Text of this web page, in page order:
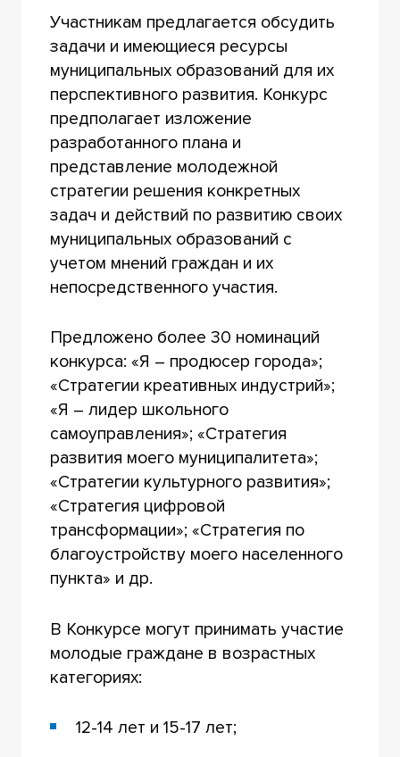
Участникам предлагается обсудить
задачи и имеющиеся ресурсы
муниципальных образований для их
перспективного развития. Конкурс
предполагает изложение
разработанного плана и
представление молодежной
стратегии решения конкретных
задач и действий по развитию своих
муниципальных образований с
учетом мнений граждан и их
непосредственного участия.
Предложено более 30 номинаций
конкурса: «Я – продюсер города»;
«Стратегии креативных индустрий»;
«Я – лидер школьного
самоуправления»; «Стратегия
развития моего муниципалитета»;
«Стратегии культурного развития»;
«Стратегия цифровой
трансформации»; «Стратегия по
благоустройству моего населенного
пункта» и др.
В Конкурсе могут принимать участие
молодые граждане в возрастных
категориях:
12-14 лет и 15-17 лет;